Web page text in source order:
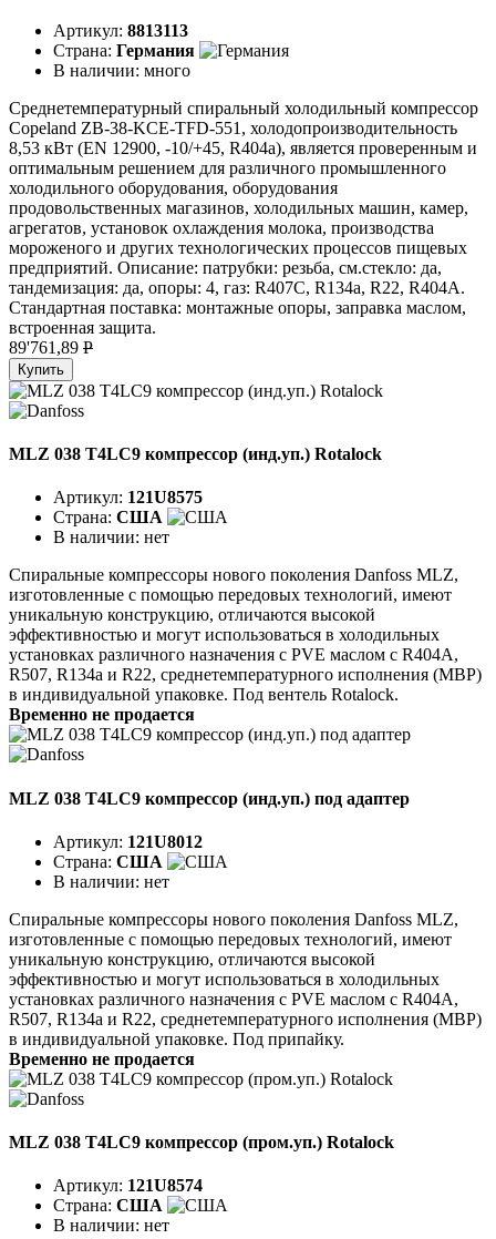
Артикул: 8813113
Страна: Германия
В наличии: много
Среднетемпературный спиральный холодильный компрессор
Copeland ZB-38-KCE-TFD-551, холодопроизводительность
8,53 кВт (EN 12900, -10/+45, R404a), является проверенным и
оптимальным решением для различного промышленного
холодильного оборудования, оборудования
продовольственных магазинов, холодильных машин, камер,
агрегатов, установок охлаждения молока, производства
мороженого и других технологических процессов пищевых
предприятий. Описание: патрубки: резьба, см.стекло: да,
тандемизация: да, опоры: 4, газ: R407C, R134a, R22, R404A.
Стандартная поставка: монтажные опоры, заправка маслом,
встроенная защита.
89'761,89 P
Купить
MLZ 038 T4LC9 компрессор (инд.уп.) Rotalock
Артикул: 121U8575
Страна: США
В наличии: нет
Спиральные компрессоры нового поколения Danfoss MLZ,
изготовленные с помощью передовых технологий, имеют
уникальную конструкцию, отличаются высокой
эффективностью и могут использоваться в холодильных
установках различного назначения с PVE маслом с R404A,
R507, R134a и R22, среднетемпературного исполнения (MBP)
в индивидуальной упаковке. Под вентель Rotalock.
Временно не продается
MLZ 038 T4LC9 компрессор (инд.уп.) под адаптер
Артикул: 121U8012
Страна: США
В наличии: нет
Спиральные компрессоры нового поколения Danfoss MLZ,
изготовленные с помощью передовых технологий, имеют
уникальную конструкцию, отличаются высокой
эффективностью и могут использоваться в холодильных
установках различного назначения с PVE маслом с R404A,
R507, R134a и R22, среднетемпературного исполнения (MBP)
в индивидуальной упаковке. Под припайку.
Временно не продается
MLZ 038 T4LC9 компрессор (пром.уп.) Rotalock
Артикул: 121U8574
Страна: США
В наличии: нет